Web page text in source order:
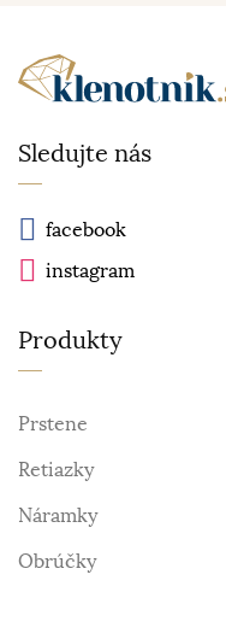
Sledujte nás
facebook
instagram
Produkty
Prstene
Retiazky
Náramky
Obrúčky